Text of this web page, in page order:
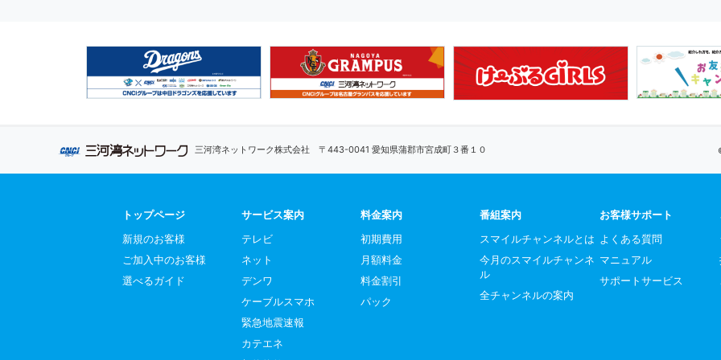
三河湾ネットワーク株式会社 〒443-0041 愛知県蒲郡市宮成町３番１０
トップページ
新規のお客様
ご加入中のお客様
選べるガイド
サービス案内
テレビ
ネット
デンワ
ケーブルスマホ
緊急地震速報
カテエネ
料金案内
初期費用
月額料金
料金割引
パック
番組案内
スマイルチャンネルとは
今月のスマイルチャンネ
ル
全チャンネルの案内
お客様サポート
よくある質問
マニュアル
サポートサービス